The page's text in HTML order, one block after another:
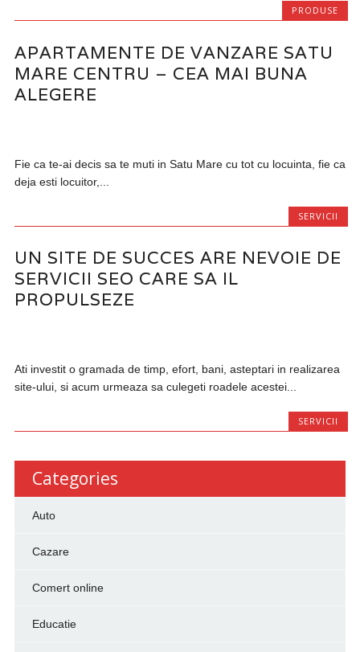
PRODUSE
APARTAMENTE DE VANZARE SATU
MARE CENTRU – CEA MAI BUNA
ALEGERE
Fie ca te-ai decis sa te muti in Satu Mare cu tot cu locuinta, fie ca
deja esti locuitor,...
SERVICII
UN SITE DE SUCCES ARE NEVOIE DE
SERVICII SEO CARE SA IL
PROPULSEZE
Ati investit o gramada de timp, efort, bani, asteptari in realizarea
site-ului, si acum urmeaza sa culegeti roadele acestei...
SERVICII
Categories
Auto
Cazare
Comert online
Educatie